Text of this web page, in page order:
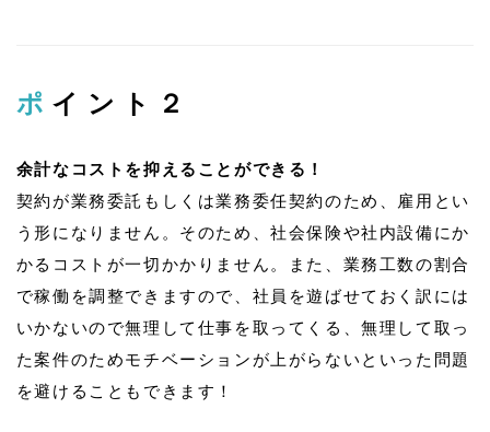
ポイント２
余計なコストを抑えることができる！
契約が業務委託もしくは業務委任契約のため、雇用とい
う形になりません。そのため、社会保険や社内設備にか
かるコストが一切かかりません。また、業務工数の割合
で稼働を調整できますので、社員を遊ばせておく訳には
いかないので無理して仕事を取ってくる、無理して取っ
た案件のためモチベーションが上がらないといった問題
を避けることもできます！